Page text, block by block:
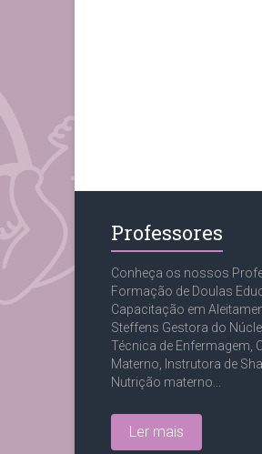
Professores
Conheça os nossos
Formação de Doulas
Capacitação em
Steffens Gestora do
Técnica de Enfermagem,
Materno, Instrutora de
Nutrição materno...
Ler mais